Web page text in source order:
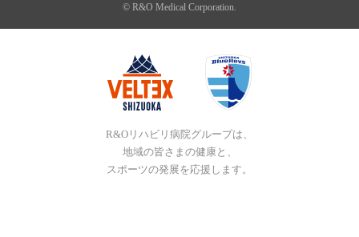
© R&O Medical Corporation.
R&Oリハビリ病院グループは、
地域の皆さまの健康と、
スポーツの発展を応援します。